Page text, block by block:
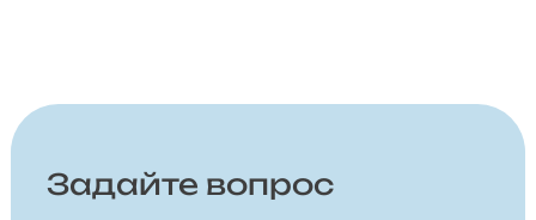
Задайте вопрос